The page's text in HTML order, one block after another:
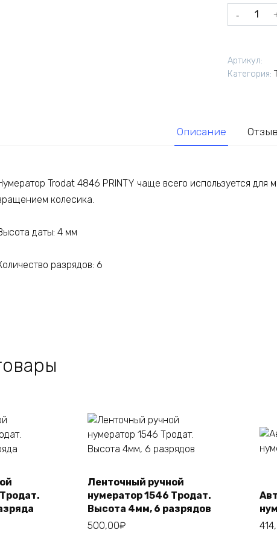
Количество
товара
Trodat
Артикул:
Категория:
Описание
Trodat 4846 PRINTY чаще всего используется для
колесика.
даты: 4 мм
разрядов: 6
В корзину
Ленточный ручной
нумератор 1546 Тродат.
Высота 4мм, 6 разрядов
500,00₽